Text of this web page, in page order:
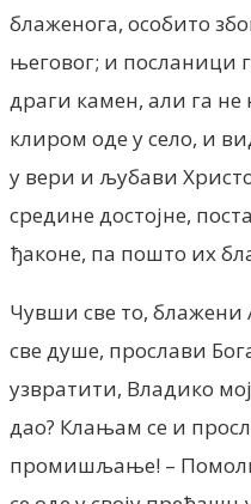
блаженога, особито
његовог; и посланици
драги камен, али га
клиром оде у село, и
у вери и љубави
средине достојне,
ђаконе, па пошто их
Чувши све то, блажени
све душе, прослави
узвратити, Владико
дао? Клањам се и
промишљање! –